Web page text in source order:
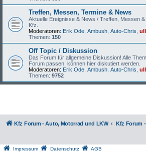
Treffen, Messen, Termine & News
Aktuelle Ereignisse & News / Treffen, Messen
Kfz.
Moderatoren: Erik.Ode Ambush Auto-Chris
Themen: 150
Off Topic / Diskussion
Das Forum für allgemeine Diskussion! Alle
Forum passen, können hier diskutiert werden.
Moderatoren: Erik.Ode Ambush Auto-Chris
Themen: 9752
Kfz Forum - Auto, Motorrad und LKW Kfz Forum
Impressum Datenschutz
AGB